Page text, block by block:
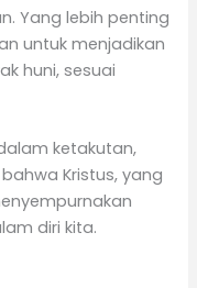
Yang lebih penting
untuk menjadikan
huni, sesuai
ketakutan,
Kristus, yang
diri kita.